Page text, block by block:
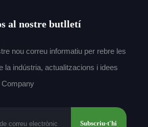
al nostre butlletí
nou correu informatiu per rebre les
la indústria, actualitzacions i idees
Company
Subscriu-t'hi